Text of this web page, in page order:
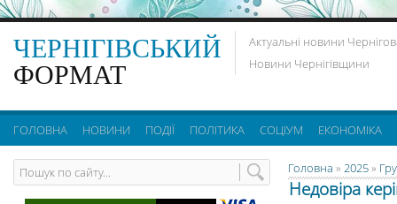
ЧЕРНІГІВСЬКИЙ
ФОРМАТ
Актуальні новини
Новини Чернігівщини
ГОЛОВНА НОВИНИ ПОДІЇ ПОЛІТИКА СОЦІУМ ЕКОНОМІКА
Головна » 2025»
Недовіра